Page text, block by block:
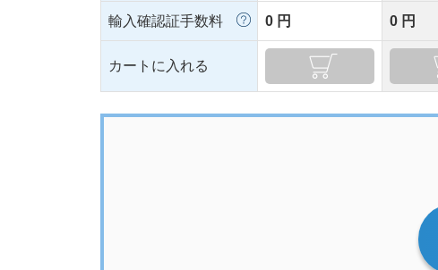
輸入確認証手数料 0 円 0 円
カートに入れる